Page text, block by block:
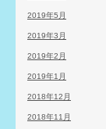
2019年5月
2019年3月
2019年2月
2019年1月
2018年12月
2018年11月